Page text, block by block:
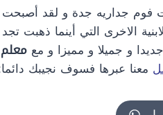
فوم جداريه جدة و لقد
الاخرى التي أينما ذهبت
و جميلا و مميزا و مع
معنا عبرها فسوف نجيبك